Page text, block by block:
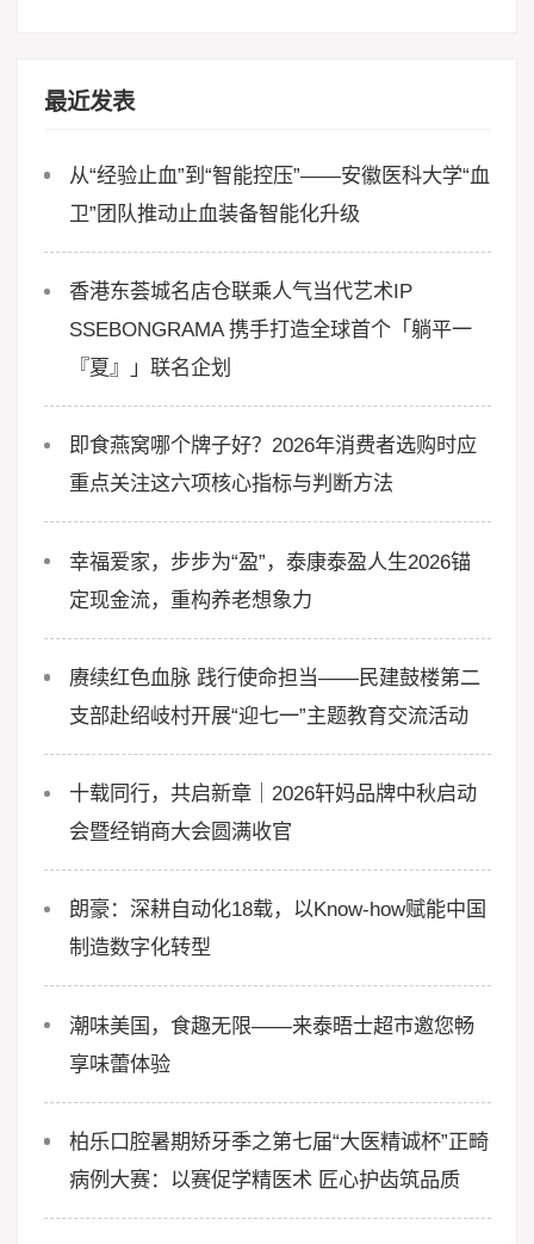
最近发表
从“经验止血”到“智能控压”——安徽医科大学“血
卫”团队推动止血装备智能化升级
香港东荟城名店仓联乘人气当代艺术IP
SSEBONGRAMA 携手打造全球首个「躺平一
『夏』」联名企划
即食燕窝哪个牌子好？2026年消费者选购时应
重点关注这六项核心指标与判断方法
幸福爱家，步步为“盈”，泰康泰盈人生2026锚
定现金流，重构养老想象力
赓续红色血脉 践行使命担当——民建鼓楼第二
支部赴绍岐村开展“迎七一”主题教育交流活动
十载同行，共启新章｜2026轩妈品牌中秋启动
会暨经销商大会圆满收官
朗豪：深耕自动化18载，以Know-how赋能中国
制造数字化转型
潮味美国，食趣无限——来泰晤士超市邀您畅
享味蕾体验
柏乐口腔暑期矫牙季之第七届“大医精诚杯”正畸
病例大赛：以赛促学精医术 匠心护齿筑品质